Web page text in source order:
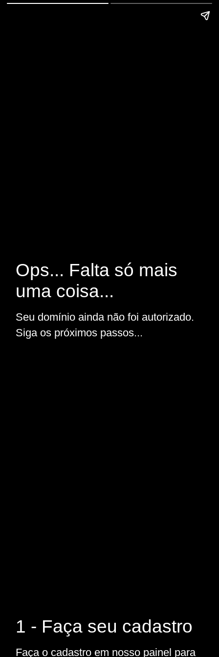
Ops... Falta só mais
uma coisa...
Seu domínio ainda não foi autorizado.
Siga os próximos passos...
1 - Faça seu cadastro
Faça o cadastro em nosso painel para